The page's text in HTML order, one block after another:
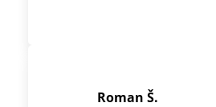
Roman Š.